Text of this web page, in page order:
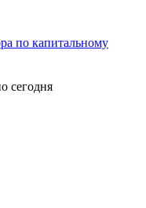
по капитальному
сегодня